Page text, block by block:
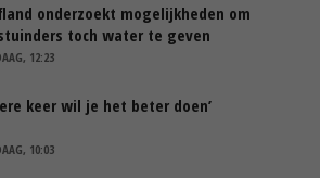
onderzoekt mogelijkheden om
toch water te geven
12:23
keer wil je het beter doen’
10:03